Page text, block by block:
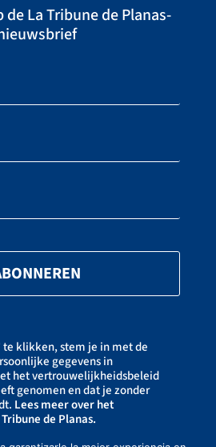
La Tribune de Planas-
te klikken, stem je in met de
gegevens in
het vertrouwelijkheidsbeleid
genomen en dat je zonder
Lees meer over het
de Planas.